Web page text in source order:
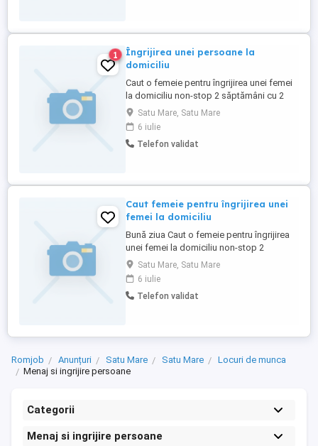
1
Îngrijirea unei persoane la
domiciliu
Caut o femeie pentru îngrijirea unei femei
la domiciliu non-stop 2 săptămâni cu 2
săptămâni liber
Satu Mare, Satu Mare
6 iulie
Telefon validat
Caut femeie pentru îngrijirea unei
femei la domiciliu
Bună ziua Caut o femeie pentru îngrijirea
unei femei la domiciliu non-stop 2
săptămâni cu 2 săptămâni liber
Satu Mare, Satu Mare
6 iulie
Telefon validat
Romjob Anunțuri Satu Mare Satu Mare
Locuri de munca
Menaj si ingrijire persoane
Categorii
Menaj si ingrijire persoane